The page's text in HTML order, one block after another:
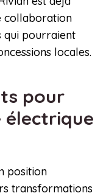
collaboration
qui pourraient
locales.
pour
électrique
position
transformations